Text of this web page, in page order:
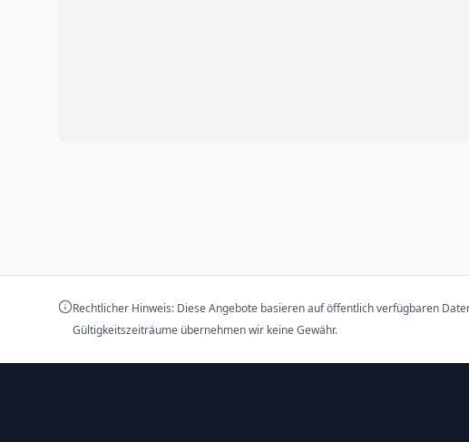
Rechtlicher Hinweis: Diese Angebote basieren auf öffentlich verfügbaren
Gültigkeitszeiträume übernehmen wir keine Gewähr.